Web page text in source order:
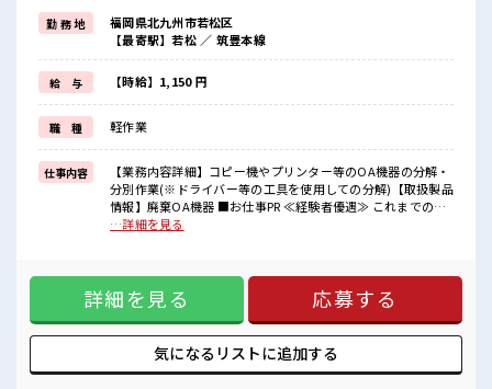
≪自分の時間も大切≫
残業はほとんどナシ！
場合によってはお願いすることもあります♪
≪完全週休二日制≫
週末は家族や友人と一緒にプライベート満喫！
≪ヘアカラーOKで自由な雰囲気の職場≫
明るすぎたり奇抜でなければ基本的に自由！
(規定有)≪動きやすい制服アリ≫
制服があるので、
毎日の服装の悩み解消♪
≪自分に合った期間で働ける≫
福利厚生が整った派遣のお仕事です！
髪型自由な職場！
≪20代の方が多数活躍中の職場≫
休憩室で楽しくランチ♪
時間があれば昼寝もしちゃおう！
残業はほとんどありません！
勤 務 地
福岡県北九州市若松区
【最寄駅】若松 ／ 筑豊本線
給 与 【時給】1,150 円
職 種 軽作業
仕事内容
【業務内容詳細】コピー機やプリンター等のOA機器の分解・
分別作業(※ドライバー等の工具を使用しての分解)【取扱製品
情報】廃棄OA機器 ■お仕事PR ≪経験者優遇≫ これまでの経
験を活かしませんか？ ブランクがあっても大丈夫♪ 経験はち
≪完全週休二日制≫ 週末は家族や友人と一緒にプライベート
満喫！ ≪ヘアカラーOKで自由な雰囲気の職場≫ 明るすぎた
り奇抜でなければ基本的に自由！ (規定有)≪動きやすい制服
アリ≫ 制服があるので、 毎日の服装の悩み解消♪ ≪自分に合
った期間で働ける≫ 福利厚生が整った派遣のお仕事です！ ■
職場の雰囲気 髪型にこだわりのあるアナタは必見！ 髪型自由
…詳細を見る
詳細を見る 応募する
気になるリストに追加する